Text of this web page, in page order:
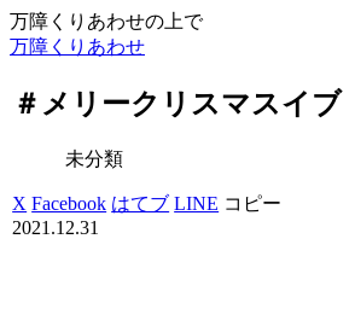
万障くりあわせの上で
万障くりあわせ
＃メリークリスマスイブ
未分類
X Facebook はてブ LINE コピー
2021.12.31